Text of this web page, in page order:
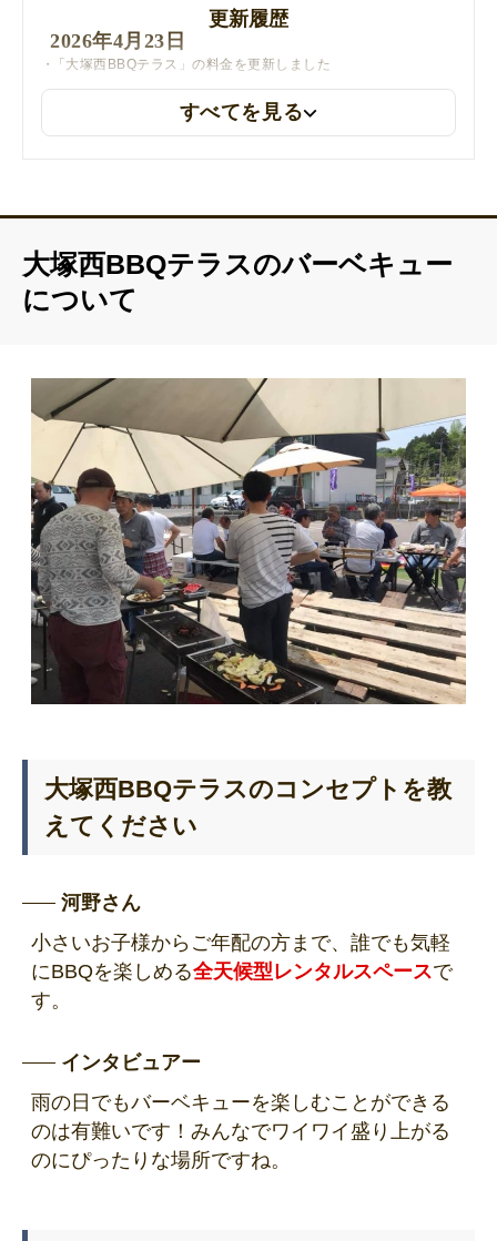
更新履歴
2026年4月23日
「大塚西BBQテラス」の料金を更新しました
すべてを見る
大塚西BBQテラスのバーベキュー
について
大塚西BBQテラスのコンセプトを教
えてください
河野さん
小さいお子様からご年配の方まで、誰でも気軽
にBBQを楽しめる全天候型レンタルスペースで
す。
インタビュアー
雨の日でもバーベキューを楽しむことができる
のは有難いです！みんなでワイワイ盛り上がる
のにぴったりな場所ですね。